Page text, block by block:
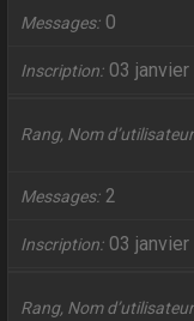
Messages 0
Inscription 03
Rang, Nom d’utilisateur
Messages 2
Inscription 03
Rang, Nom d’utilisateur